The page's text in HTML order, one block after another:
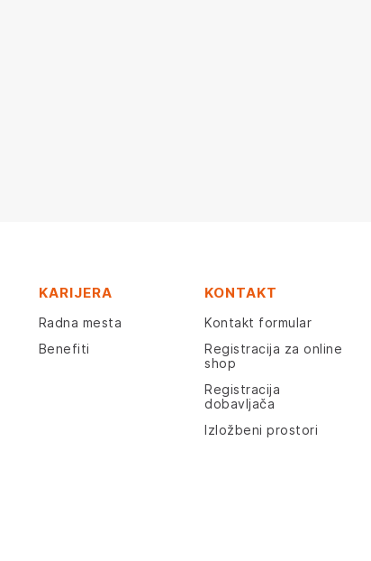
KARIJERA
Radna mesta
Benefiti
KONTAKT
Kontakt formular
Registracija za online
shop
Registracija
dobavljača
Izložbeni prostori